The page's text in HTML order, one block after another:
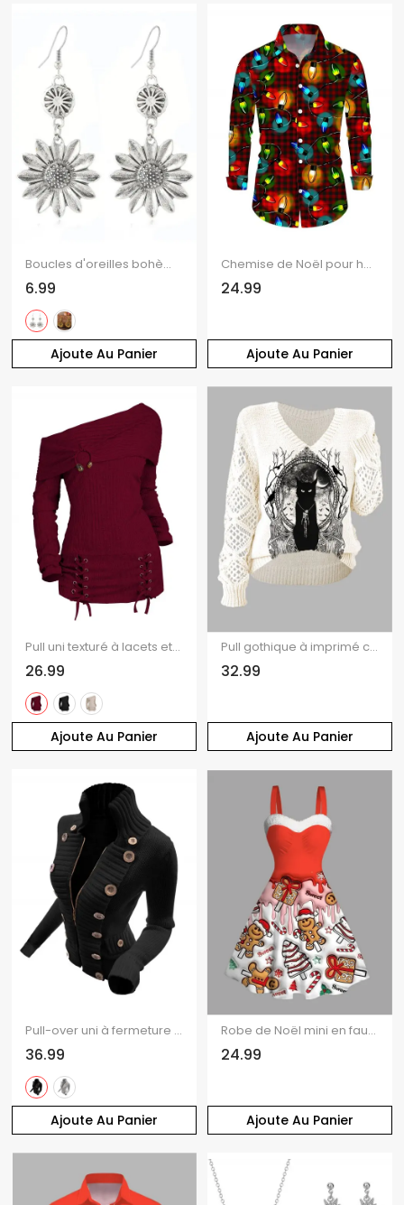
Ajoute Au Panier
Boucles d'oreilles bohèmes citron tournesol vintage
6.99
Ajoute Au Panier
Chemise de Noël pour homme à carreaux avec imprimé chaînes d'éclairs, manches longues
24.99
Ajoute Au Panier
Pull uni texturé à lacets et col asymétrique
26.99
Ajoute Au Panier
Pull gothique à imprimé chat noir et miroir, manches ajourées et col en V
32.99
Ajoute Au Panier
Pull-over uni à fermeture éclair et faux boutons, col montant
36.99
Ajoute Au Panier
Robe de Noël mini en fausse fourrure avec imprimé bonhomme en pain d'épice et sapin.
24.99